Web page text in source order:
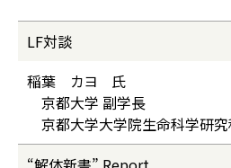
LF対談
稲葉 カヨ 氏
京都大学 副学長
京都大学大学院生命科学研